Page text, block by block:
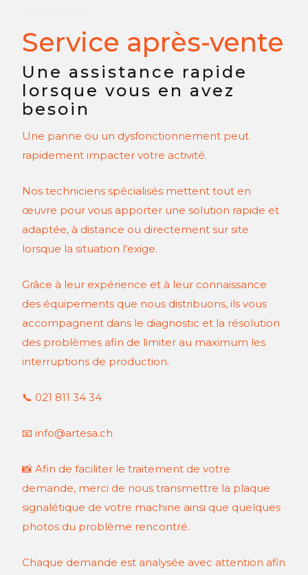
Service après-vente
Une assistance rapide
lorsque vous en avez
besoin
Une panne ou un dysfonctionnement peut
rapidement impacter votre activité.
Nos techniciens spécialisés mettent tout en
œuvre pour vous apporter une solution rapide et
adaptée, à distance ou directement sur site
lorsque la situation l'exige.
Grâce à leur expérience et à leur connaissance
des équipements que nous distribuons, ils vous
accompagnent dans le diagnostic et la résolution
des problèmes afin de limiter au maximum les
interruptions de production.
📞 021 811 34 34
📧 info@artesa.ch
📸 Afin de faciliter le traitement de votre
demande, merci de nous transmettre la plaque
signalétique de votre machine ainsi que quelques
photos du problème rencontré.
Chaque demande est analysée avec attention afin